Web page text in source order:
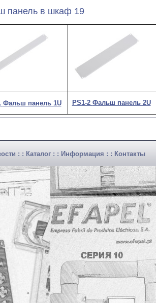
панель в шкаф 19
Фальш панель 1U PS1-2 Фальш панель 2U
: : Каталог : : Информация : : Контакты